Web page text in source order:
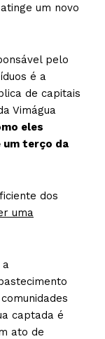
um novo
pelo
é a
de capitais
Vimágua
eles
um terço da
dos
uma
a
captada é
ato de